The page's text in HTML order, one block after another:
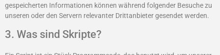
gespeicherten Informationen können während folgender Besuche zu
unseren oder den Servern relevanter Drittanbieter gesendet werden.
3. Was sind Skripte?